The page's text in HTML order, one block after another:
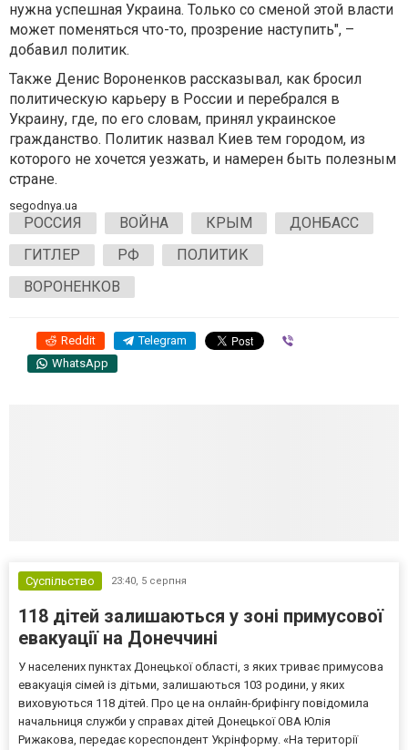
нужна успешная Украина. Только со сменой этой власти
может поменяться что-то, прозрение наступить", –
добавил политик.
Также Денис Вороненков рассказывал, как бросил
политическую карьеру в России и перебрался в
Украину, где, по его словам, принял украинское
гражданство. Политик назвал Киев тем городом, из
которого не хочется уезжать, и намерен быть полезным
стране.
segodnya.ua
РОССИЯ ВОЙНА КРЫМ
ДОНБАСС
ГИТЛЕР
РФ
ПОЛИТИК
ВОРОНЕНКОВ
Reddit Telegram
WhatsApp
Суспільство 23:40, 5 серпня
118 дітей залишаються у зоні примусової
евакуації на Донеччині
У населених пунктах Донецької області, з яких триває примусова
евакуація сімей із дітьми, залишаються 103 родини, у яких
виховуються 118 дітей. Про це на онлайн-брифінгу повідомила
начальниця служби у справах дітей Донецької ОВА Юлія
Рижакова, передає кореспондент Укрінформу. «На території